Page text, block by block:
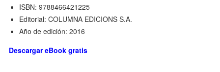
ISBN: 9788466421225
Editorial: COLUMNA EDICIONS S.A.
Año de edición: 2016
Descargar eBook gratis